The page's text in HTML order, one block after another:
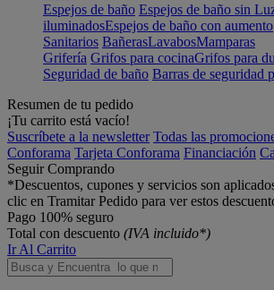
Espejos de baño Espejos de baño sin
iluminadosEspejos de baño con aumento
Sanitarios BañerasLavabosMamparas
Grifería Grifos para cocinaGrifos para
Seguridad de baño Barras de seguridad
Resumen de tu pedido
¡Tu carrito está vacío!
Suscríbete a la newsletter Todas las
Conforama Tarjeta Conforama Financiación
Seguir Comprando
*Descuentos, cupones y servicios son
clic en Tramitar Pedido para ver estos
Pago 100% seguro
Total con descuento (IVA incluido*)
Ir Al Carrito